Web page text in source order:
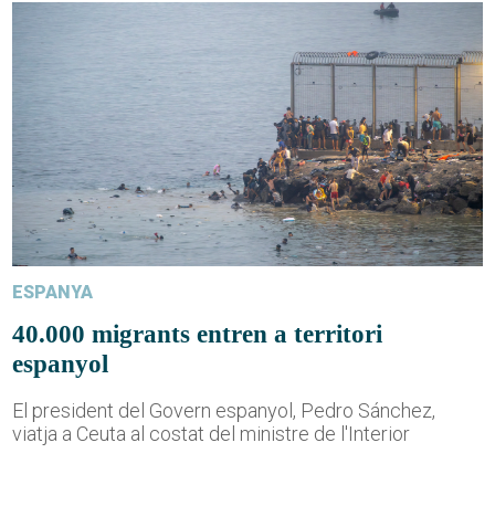
ESPANYA
40.000 migrants entren a territori
espanyol
El president del Govern espanyol, Pedro Sánchez,
viatja a Ceuta al costat del ministre de l'Interior